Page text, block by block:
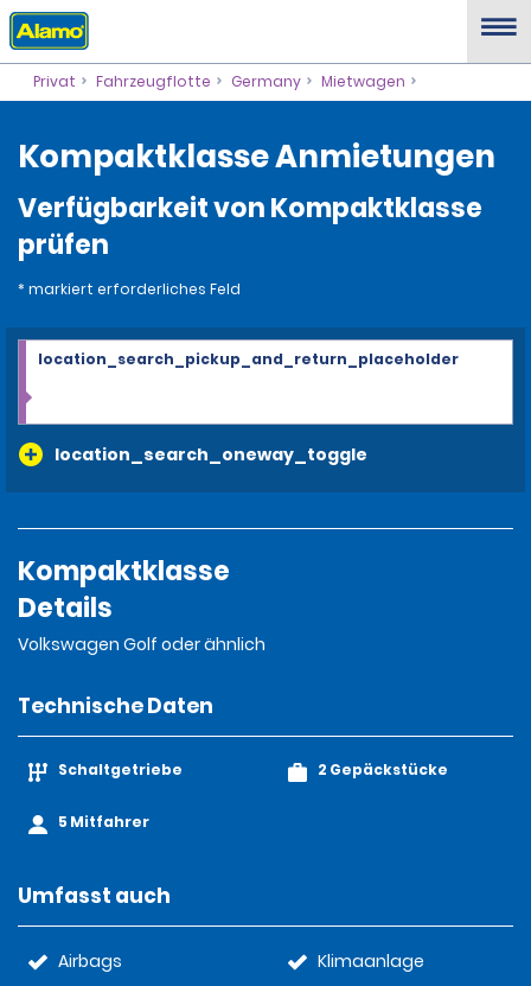
Privat Fahrzeugflotte Germany Mietwagen
Kompaktklasse Anmietungen
Verfügbarkeit von Kompaktklasse
prüfen
* markiert erforderliches Feld
location_search_oneway_toggle
location_search_pickup_and_return_placeholder
Kompaktklasse
Details
Volkswagen Golf oder ähnlich
Technische Daten
Schaltgetriebe
5 Mitfahrer
2 Gepäckstücke
Umfasst auch
Airbags
Klimaanlage